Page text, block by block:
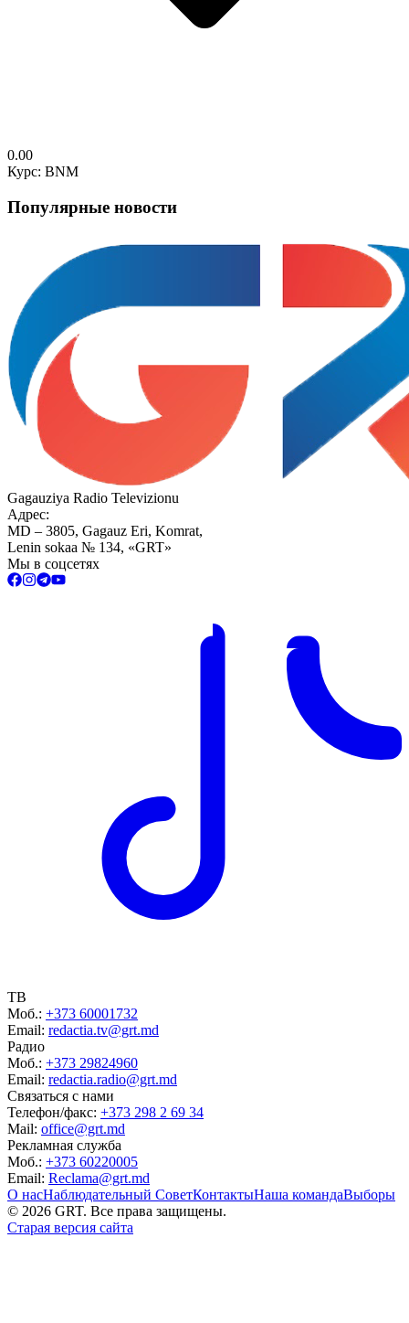
0.00
Курс: BNM
Популярные новости
Gagauziya Radio Televizionu
Адрес:
MD – 3805, Gagauz Eri, Komrat,
Lenin sokaa № 134, «GRT»
Мы в соцсетях
ТВ
Моб.: +373 60001732
Email: redactia.tv@grt.md
Радио
Моб.: +373 29824960
Email: redactia.radio@grt.md
Связаться с нами
Телефон/факс: +373 298 2 69 34
Mail: office@grt.md
Рекламная служба
Моб.: +373 60220005
Email: Reclama@grt.md
О насНаблюдательный СоветКонтактыНаша командаВыборы
© 2026 GRT. Все права защищены.
Старая версия сайта